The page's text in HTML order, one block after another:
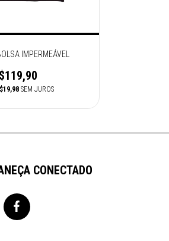
IMPERMEÁVEL
SEM JUROS
CONECTADO